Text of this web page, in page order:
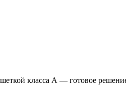
класса А — готовое